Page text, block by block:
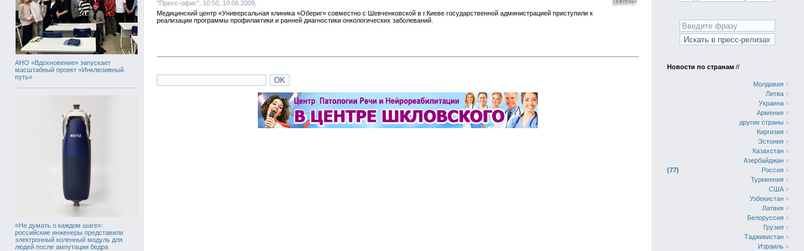
АНО «Вдохновение» запускает
масштабный проект «Инклюзивный
путь»
«Не думать о каждом шаге»:
российские инженеры представили
электронный коленный модуль для
людей после ампутации бедра
"Пресс-офис", 10:50, 10.06.2009,
Медицинский центр «Универсальная клиника «Обериг» совместно с Шевченковской в г.Киеве государственной администрацией приступили к
реализации программы профилактики и ранней диагностики онкологических заболеваний.
Новости по странам //
Молдавия «
Литва «
Украина «
Армения «
другие страны «
Киргизия «
Эстония «
Казахстан «
Азербайджан «
77
Россия «
Туркмения «
США «
Узбекистан «
Латвия «
Белоруссия «
Грузия «
Таджикистан «
Израиль «